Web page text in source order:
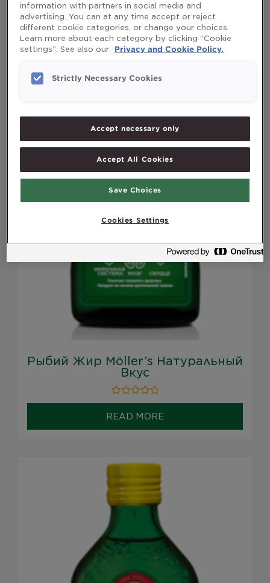
Рыбий Жир Möller’s Натуральный
Вкус
Rated
0
out
of
READ MORE
information with partners in social media and
advertising. You can at any time accept or reject
different cookie categories, or change your choices.
Learn more about each category by clicking “Cookie
settings”. See also our
Privacy and Cookie Policy.
Strictly Necessary Cookies
Accept necessary only
Accept All Cookies
Save Choices
Cookies Settings